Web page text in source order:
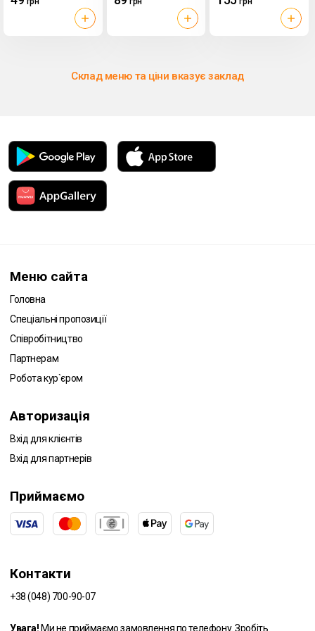
(Польща)
(Польща)
И437 (Польща)
Склад меню та ціни вказує заклад
Меню сайта
Головна
Спеціальні пропозиції
Співробітництво
Партнерам
Робота кур`єром
Авторизація
Вхід для клієнтів
Вхід для партнерів
Приймаємо
Контакти
+38 (048) 700-90-07
Увага! Ми не приймаємо замовлення по телефону. Зробіть